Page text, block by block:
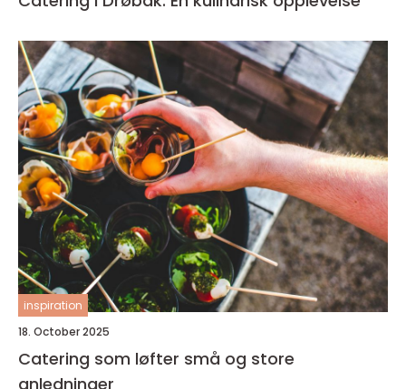
inspiration
18. October 2025
Catering som løfter små og store
anledninger